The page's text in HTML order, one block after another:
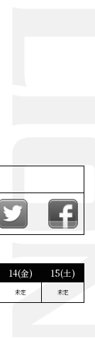
14(金)
未定
15(土)
未定